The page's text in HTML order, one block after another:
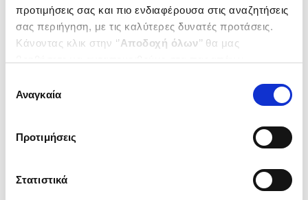
προτιμήσεις σας και πιο ενδιαφέρουσα στις αναζητήσεις
σας περιήγηση, με τις καλύτερες δυνατές προτάσεις.
Κάνοντας κλικ στην ‘’Αποδοχή όλων’’ θα μας
ενδιαφέρουν και να επιλέξετε από τα παρακάτω με την
΄΄και να ενημερωθείτε σχετικά με
συγκατάθεσης
Αναγκαία
Προτιμήσεις
Στατιστικά